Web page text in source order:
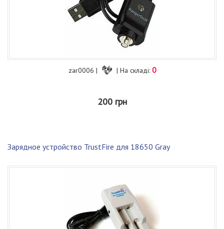
zar0006 | | На складі: 0
200 грн
Зарядное устройство TrustFire для 18650 Gray